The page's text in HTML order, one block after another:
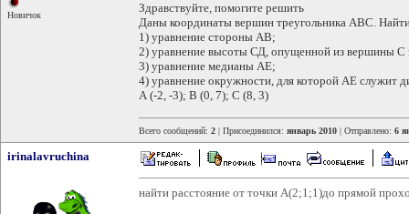
Новичок
Здравствуйте, помогите решить
Даны координаты вершин треугольника АВС.
1) уравнение стороны АВ;
2) уравнение высоты СД, опущенной из вершины
3) уравнение медианы АЕ;
4) уравнение окружности, для которой АЕ служит
А (-2, -3); В (0, 7); С (8, 3)
Всего сообщений: 2 | Присоединился: январь 2010 | Отправлено: 6
irinalavruchina
найти расстояние от точки А(2;1;1)до прямой